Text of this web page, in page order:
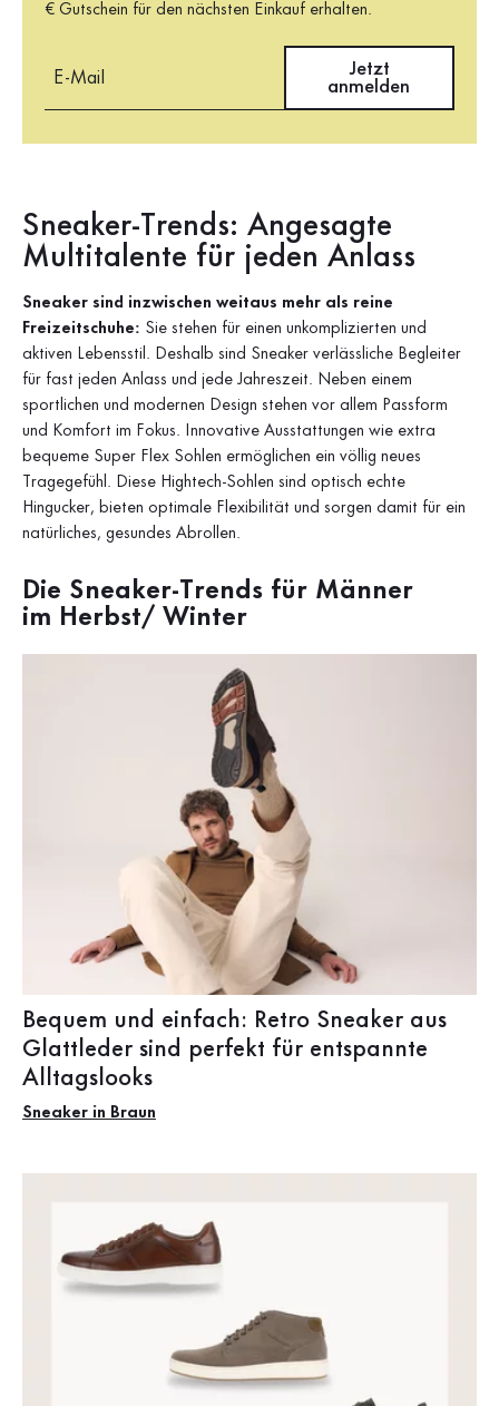
€ Gutschein für den nächsten Einkauf erhalten.
Jetzt
anmelden
Sneaker-Trends: Angesagte
Multitalente für jeden Anlass
Sneaker sind inzwischen weitaus mehr als reine
Freizeitschuhe: Sie stehen für einen unkomplizierten und
aktiven Lebensstil. Deshalb sind Sneaker verlässliche Begleiter
für fast jeden Anlass und jede Jahreszeit. Neben einem
sportlichen und modernen Design stehen vor allem Passform
und Komfort im Fokus. Innovative Ausstattungen wie extra
bequeme Super Flex Sohlen ermöglichen ein völlig neues
Tragegefühl. Diese Hightech-Sohlen sind optisch echte
Hingucker, bieten optimale Flexibilität und sorgen damit für ein
natürliches, gesundes Abrollen.
Die Sneaker-Trends für Männer
im Herbst/ Winter
Bequem und einfach: Retro Sneaker aus
Glattleder sind perfekt für entspannte
Alltagslooks
Sneaker in Braun